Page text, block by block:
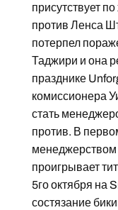
присутствует
против Ленса
потерпел
Таджири и она
празднике
комиссионера
стать
против. В
проигрывает
5го октября на
состязание